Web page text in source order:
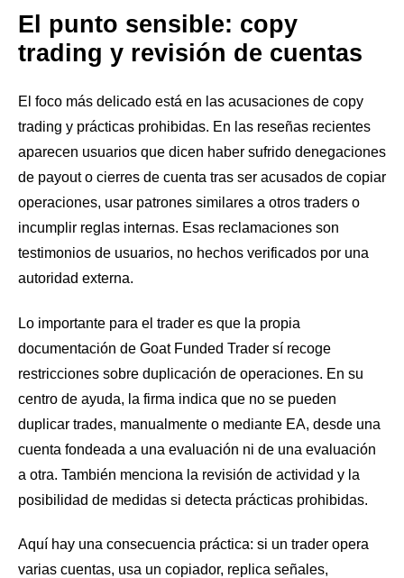
El punto sensible: copy
trading y revisión de cuentas
El foco más delicado está en las acusaciones de copy
trading y prácticas prohibidas. En las reseñas recientes
aparecen usuarios que dicen haber sufrido denegaciones
de payout o cierres de cuenta tras ser acusados de copiar
operaciones, usar patrones similares a otros traders o
incumplir reglas internas. Esas reclamaciones son
testimonios de usuarios, no hechos verificados por una
autoridad externa.
Lo importante para el trader es que la propia
documentación de Goat Funded Trader sí recoge
restricciones sobre duplicación de operaciones. En su
centro de ayuda, la firma indica que no se pueden
duplicar trades, manualmente o mediante EA, desde una
cuenta fondeada a una evaluación ni de una evaluación
a otra. También menciona la revisión de actividad y la
posibilidad de medidas si detecta prácticas prohibidas.
Aquí hay una consecuencia práctica: si un trader opera
varias cuentas, usa un copiador, replica señales,